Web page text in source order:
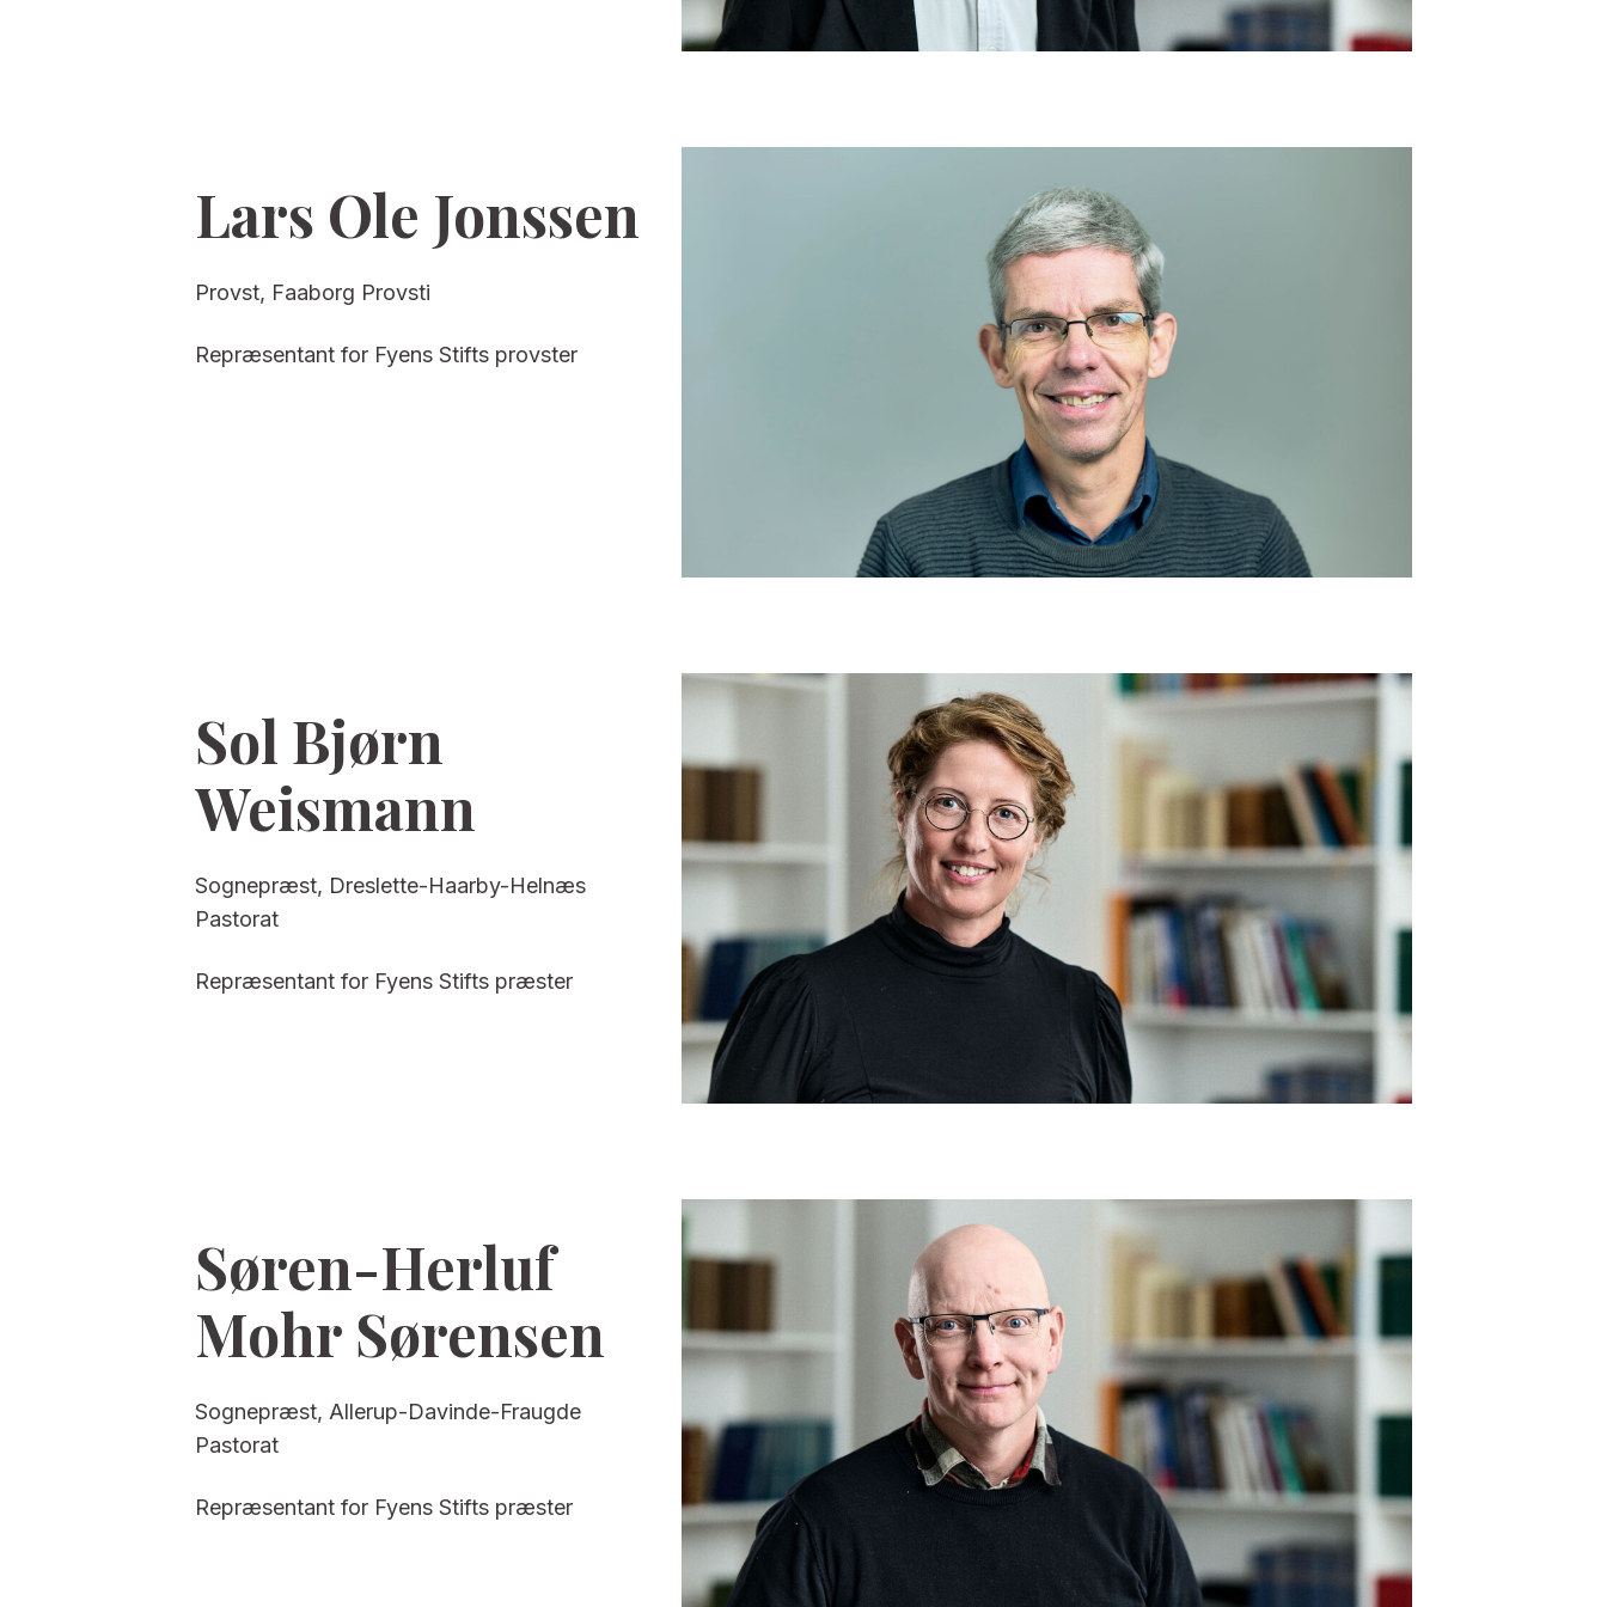
Lars Ole Jonssen
Provst, Faaborg Provsti
Repræsentant for Fyens Stifts provster
Sol Bjørn
Weismann
Sognepræst, Dreslette-Haarby-Helnæs
Pastorat
Repræsentant for Fyens Stifts præster
Søren-Herluf
Mohr Sørensen
Sognepræst, Allerup-Davinde-Fraugde
Pastorat
Repræsentant for Fyens Stifts præster